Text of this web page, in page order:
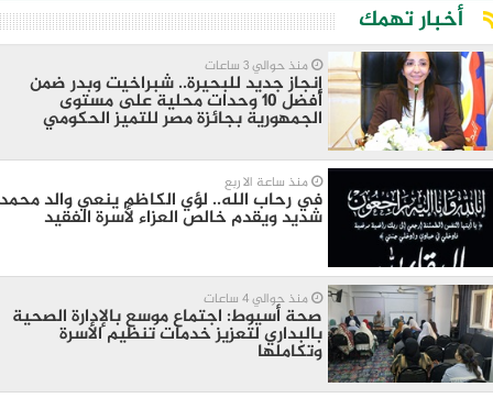
أخبار تهمك
منذ حوالي 3 ساعات
إنجاز جديد للبحيرة.. شبراخيت وبدر ضمن
أفضل 10 وحدات محلية على مستوى
الجمهورية بجائزة مصر للتميز الحكومي
منذ ساعة الا ربع
في رحاب الله.. لؤي الكاظم ينعي والد محمد
شديد ويقدم خالص العزاء لأسرة الفقيد
منذ حوالي 4 ساعات
صحة أسيوط: اجتماع موسع بالإدارة الصحية
بالبداري لتعزيز خدمات تنظيم الأسرة
وتكاملها